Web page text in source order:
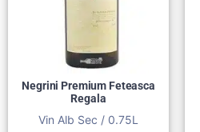
Negrini Premium Feteasca
Regala
Vin Alb Sec / 0.75L